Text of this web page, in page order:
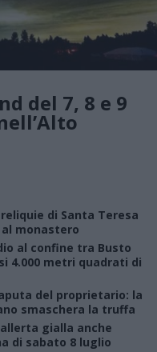
del 7, 8 e 9
di Santa Teresa
monastero
al confine tra Busto
4.000 metri quadrati di
del proprietario: la
smaschera la truffa
gialla anche
di sabato 8 luglio